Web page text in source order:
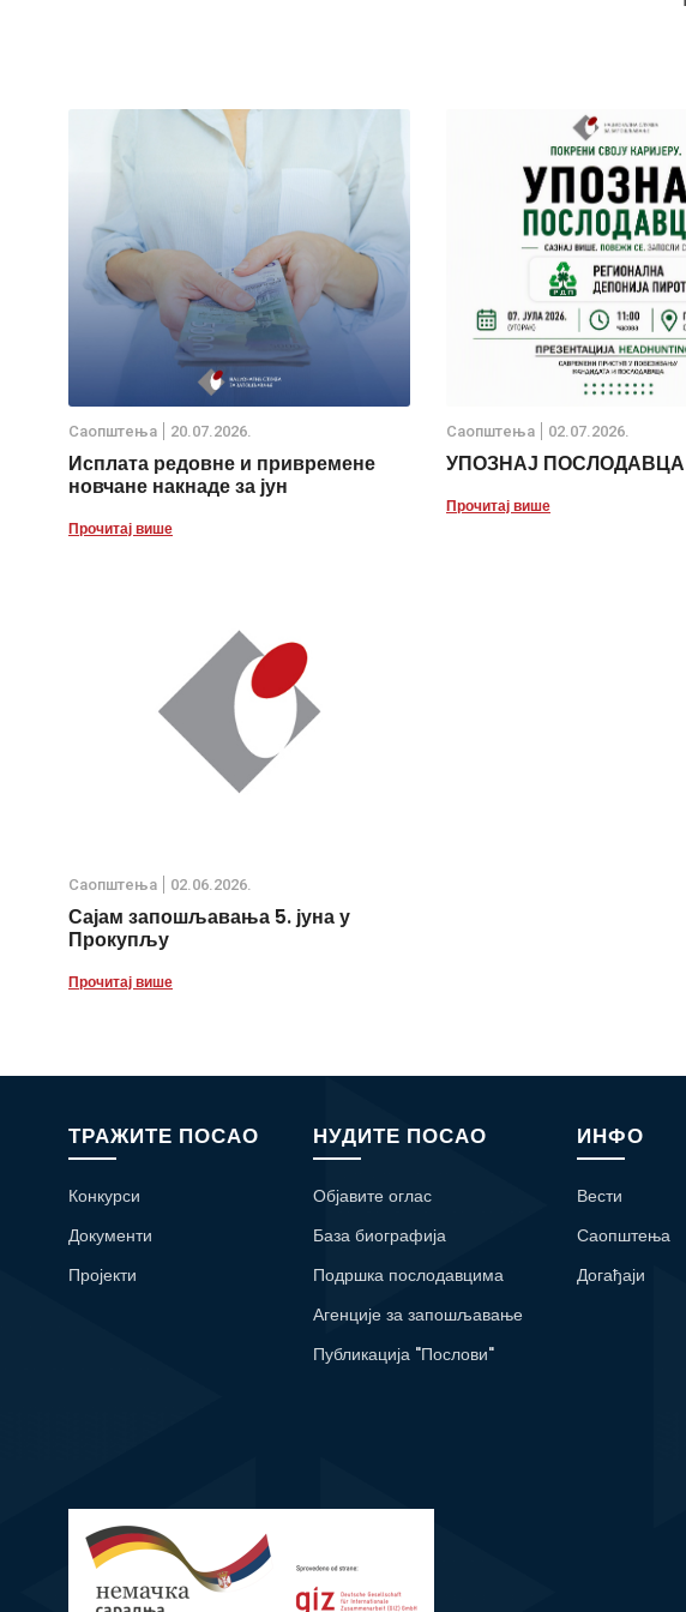
Саопштења 20.07.2026.
Исплата редовне и привремене
новчане накнаде за јун
Прочитај више
Саопштења 02.07.2026.
УПОЗНАЈ ПОСЛОДАВЦА
Прочитај више
Саопштења 02.06.2026.
Сајам запошљавања 5. јуна у
Прокупљу
Прочитај више
ТРАЖИТЕ ПОСАО
Конкурси
Документи
Пројекти
НУДИТЕ ПОСАО
Објавите оглас
База биографија
Подршка послодавцима
Агенције за запошљавање
Публикација "Послови"
ИНФО
Вести
Саопштења
Догађаји